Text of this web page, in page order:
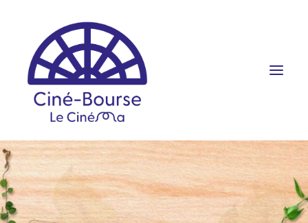
FILMS ET HORAIRES
ÉVÉNEMENTS